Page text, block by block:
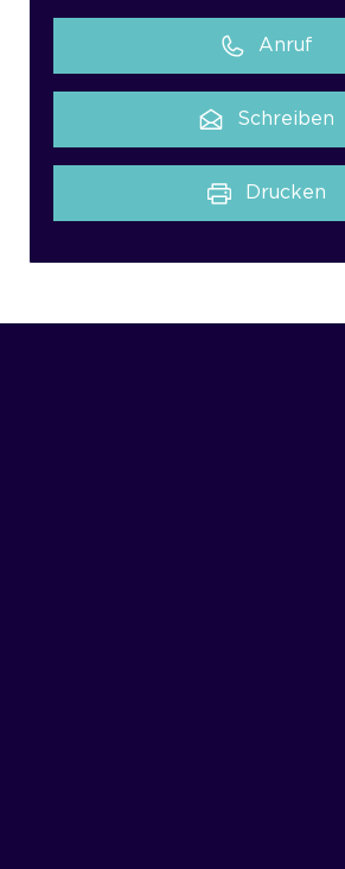
Anruf
Schreiben
Drucken